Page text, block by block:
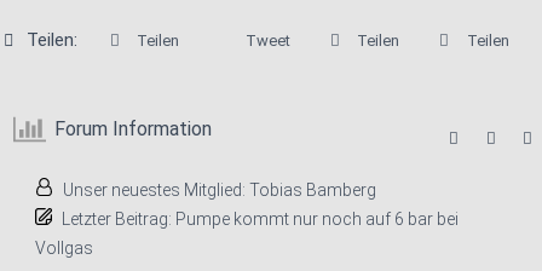
Teilen: Teilen Tweet Teilen Teilen
Forum Information
Unser neuestes Mitglied: Tobias Bamberg
Letzter Beitrag: Pumpe kommt nur noch auf 6 bar bei
Vollgas